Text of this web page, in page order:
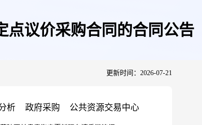
点议价采购合同的合同公告
更新时间：2026-07-21
析 政府采购 公共资源交易中心